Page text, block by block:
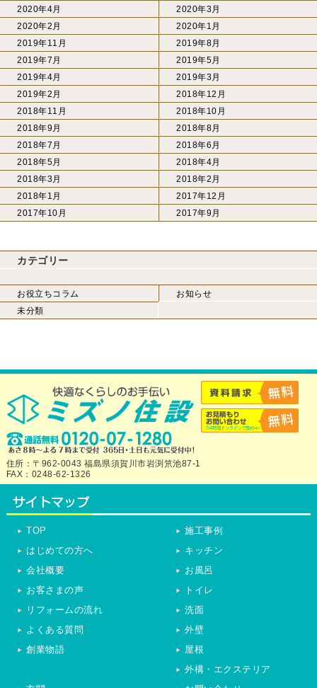
2020年4月
2020年3月
2020年2月
2020年1月
2019年11月
2019年8月
2019年7月
2019年5月
2019年4月
2019年3月
2019年2月
2018年12月
2018年11月
2018年10月
2018年9月
2018年8月
2018年7月
2018年6月
2018年5月
2018年4月
2018年3月
2018年2月
2018年1月
2017年12月
2017年10月
2017年9月
カテゴリー
お役立ちコラム
お知らせ
未分類
住所：〒962-0043 福島県須賀川市岩渕笊池87-1
FAX：0248-62-1326
TOP
はじめての方へ
会社概要
お客さまの声
リフォームの流れ
よくある質問
創業物語
施工事例
キッチン
お風呂
トイレ
洗面
外壁
屋根
外構・エクステリア